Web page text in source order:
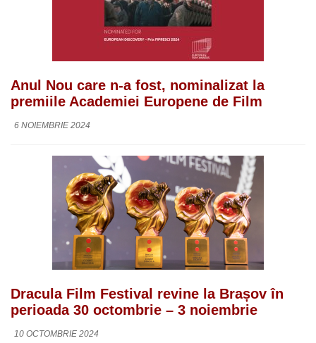
Anul Nou care n-a fost, nominalizat la
premiile Academiei Europene de Film
6 NOIEMBRIE 2024
Dracula Film Festival revine la Brașov în
perioada 30 octombrie – 3 noiembrie
10 OCTOMBRIE 2024